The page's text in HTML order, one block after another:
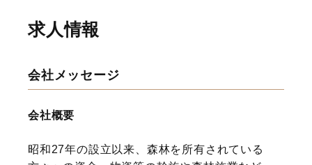
求人情報
会社メッセージ
会社概要
昭和27年の設立以来、森林を所有されている